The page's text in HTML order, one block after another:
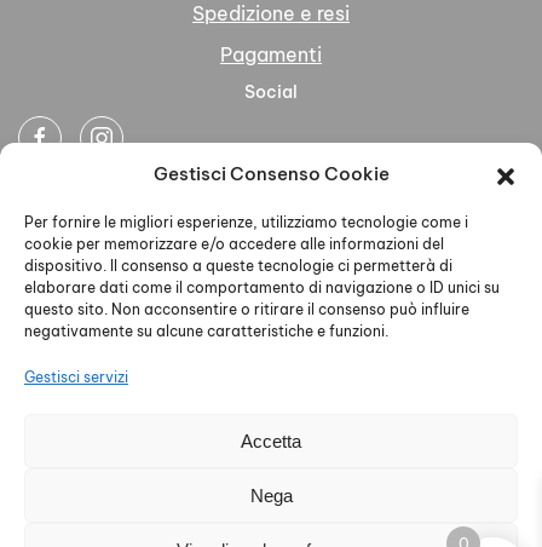
Gestisci Consenso Cookie
Per fornire le migliori esperienze, utilizziamo tecnologie come i
cookie per memorizzare e/o accedere alle informazioni del
dispositivo. Il consenso a queste tecnologie ci permetterà di
elaborare dati come il comportamento di navigazione o ID unici su
questo sito. Non acconsentire o ritirare il consenso può influire
negativamente su alcune caratteristiche e funzioni.
Gestisci servizi
Accetta
Nega
Spedizione e resi
Pagamenti
Social
aelleabbigliamento@pec.it - Privacy Policy - Cookie Policy